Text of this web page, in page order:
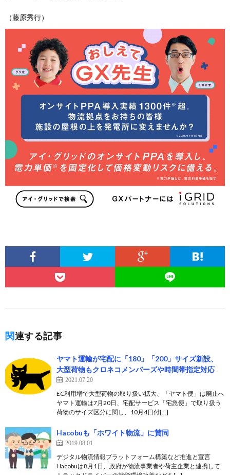
（藤原秀行）
関連する記事
ヤマト運輸が宅配に「180」「200」サイズ新設、
大型荷物もクロネコメンバーズや時間帯指定対応
2021.07.20
EC利用増で大型荷物の取り扱い拡大、「ヤマト便」は廃止へ
ヤマト運輸は7月20日、宅配サービス「宅急便」で取り扱う
荷物のサイズ区分に関し、10月4日付[…]
Hacobuも「ホワイト物流」に賛同
2019.08.01
デジタル物流情報プラットフォーム構築など推進と宣言
Hacobuは8月1日、政府が物流事業者や荷主企業と連携して